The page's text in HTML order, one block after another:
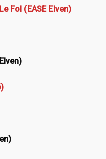
Fol (EASE Elven)